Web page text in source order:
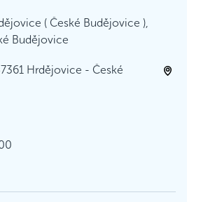
( České Budějovice ),
Budějovice
Hrdějovice - České